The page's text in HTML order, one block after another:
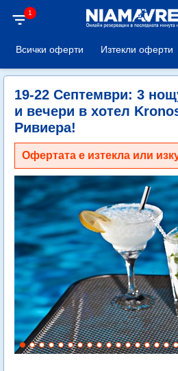
filter_list1
Всички оферти Изтекли оферти
19-22 Септември: 3
и вечери в хотел
Ривиера!
Офертата е изтекла или